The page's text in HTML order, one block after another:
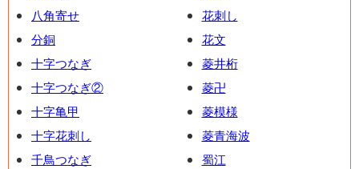
八角寄せ
分銅
十字つなぎ
十字つなぎ②
十字亀甲
十字花刺し
千鳥つなぎ
花刺し
花文
菱井桁
菱卍
菱模様
菱青海波
蜀江